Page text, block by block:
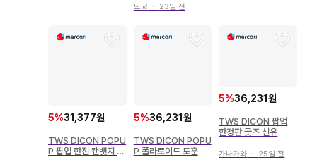
도쿄 ・ 23일 전
5%31,377원
TWS DICON POPU
P 팝업 한진 캔뱃지 구
5%36,231원
TWS DICON POPU
P 폴라로이드 도훈
5%36,231원
TWS DICON 팝업
한정판 굿즈 신유
가나가와 ・ 25일 전